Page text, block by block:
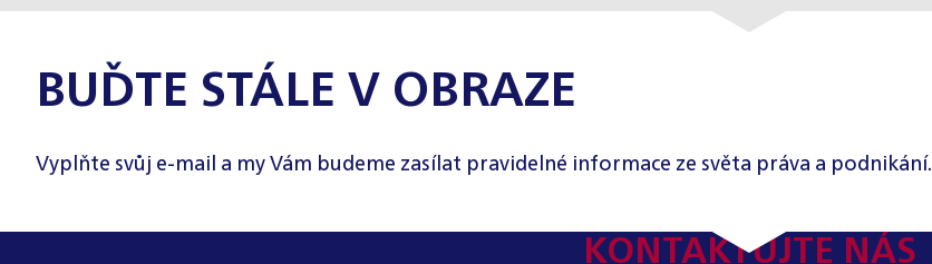
BUĎTE STÁLE V OBRAZE
Vyplňte svůj e-mail a my Vám budeme zasílat pravidelné informace ze světa práva a podnikání.
KONTAKTUJTE NÁS